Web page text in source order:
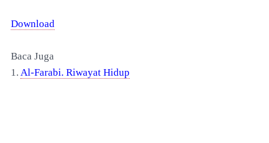
Download
Baca Juga
1. Al-Farabi. Riwayat Hidup